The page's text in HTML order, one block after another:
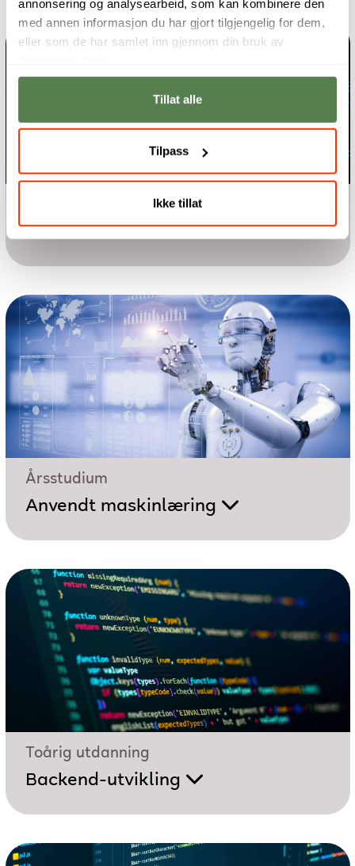
annonsering og analysearbeid, som kan kombinere den
med annen informasjon du har gjort tilgjengelig for dem,
eller som de har samlet inn gjennom din bruk av
Tillat alle
Tilpass
Ikke tillat
Cloud Foundations
Årsstudium
Anvendt maskinlæring
Toårig utdanning
Backend-utvikling